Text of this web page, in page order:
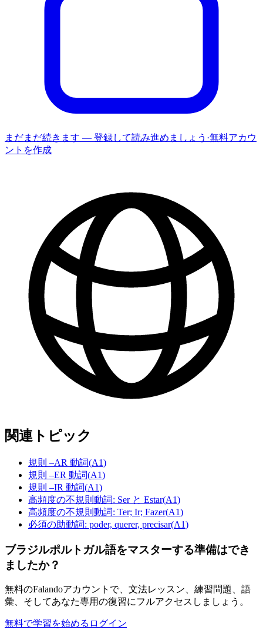
まだまだ続きます — 登録して読み進めましょう ·無料アカウ
ントを作成
関連トピック
規則 –AR 動詞(A1)
規則 –ER 動詞(A1)
規則 –IR 動詞(A1)
高頻度の不規則動詞: Ser と Estar(A1)
高頻度の不規則動詞: Ter; Ir; Fazer(A1)
必須の助動詞: poder, querer, precisar(A1)
ブラジルポルトガル語をマスターする準備はでき
ましたか？
無料のFalandoアカウントで、文法レッスン、練習問題、語
彙、そしてあなた専用の復習にフルアクセスしましょう。
無料で学習を始める ログイン